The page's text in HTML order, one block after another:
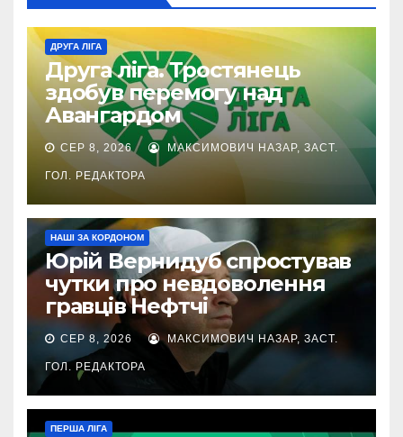
ДРУГА ЛІГА
Друга ліга. Тростянець
здобув перемогу над
Авангардом
СЕР 8, 2026 МАКСИМОВИЧ НАЗАР, ЗАСТ.
ГОЛ. РЕДАКТОРА
НАШІ ЗА КОРДОНОМ
Юрій Вернидуб спростував
чутки про невдоволення
гравців Нефтчі
СЕР 8, 2026 МАКСИМОВИЧ НАЗАР, ЗАСТ.
ГОЛ. РЕДАКТОРА
ПЕРША ЛІГА